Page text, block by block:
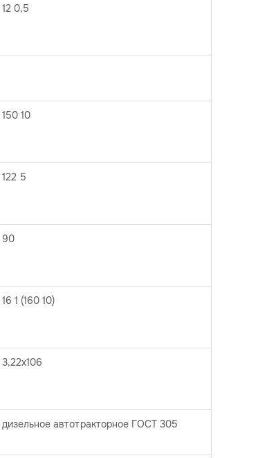
12 0,5
150 10
122 5
90
16 1 (160 10)
3,22х106
дизельное автотракторное ГОСТ 305